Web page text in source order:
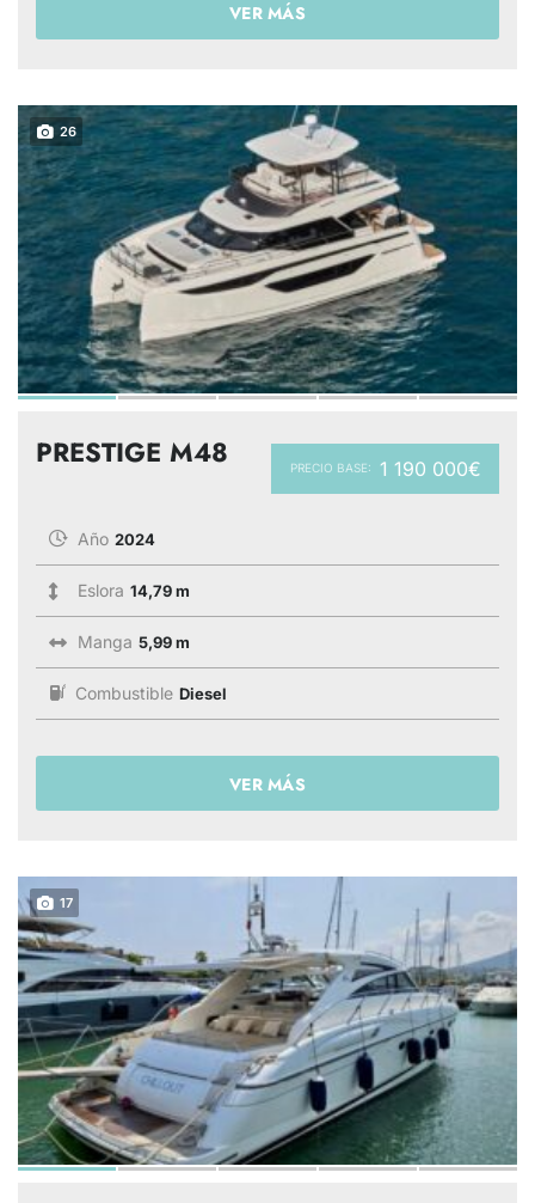
VER MÁS
26
PRECIO BASE: 1 190 000€
PRESTIGE M48
Año 2024
Eslora 14,79 m
Manga 5,99 m
Combustible Diesel
VER MÁS
17